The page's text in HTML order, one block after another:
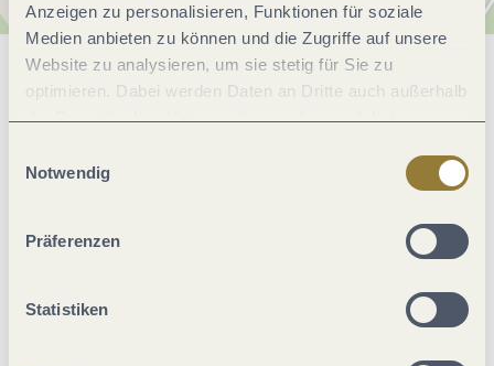
Anzeigen zu personalisieren, Funktionen für soziale
Medien anbieten zu können und die Zugriffe auf unsere
Website zu analysieren, um sie stetig für Sie zu
optimieren. Dabei werden Daten an Dritte auch außerhalb
der Europäischen Union weitergegeben und dort
jederzeit widerrufen werden. Mit der Auswahl "Alle
ablehnen" kann es zu Beeinträchtigungen in der Nutzung
Notwendig
Präferenzen
Statistiken
Allgemeine Informationen
Eignung
Ausstattung Zimmer/Appartement
Einrichtungen Betrieb